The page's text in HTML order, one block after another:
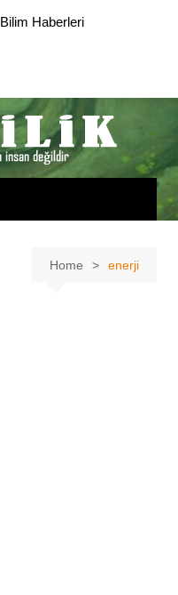
Bilim Haberleri
Home enerji